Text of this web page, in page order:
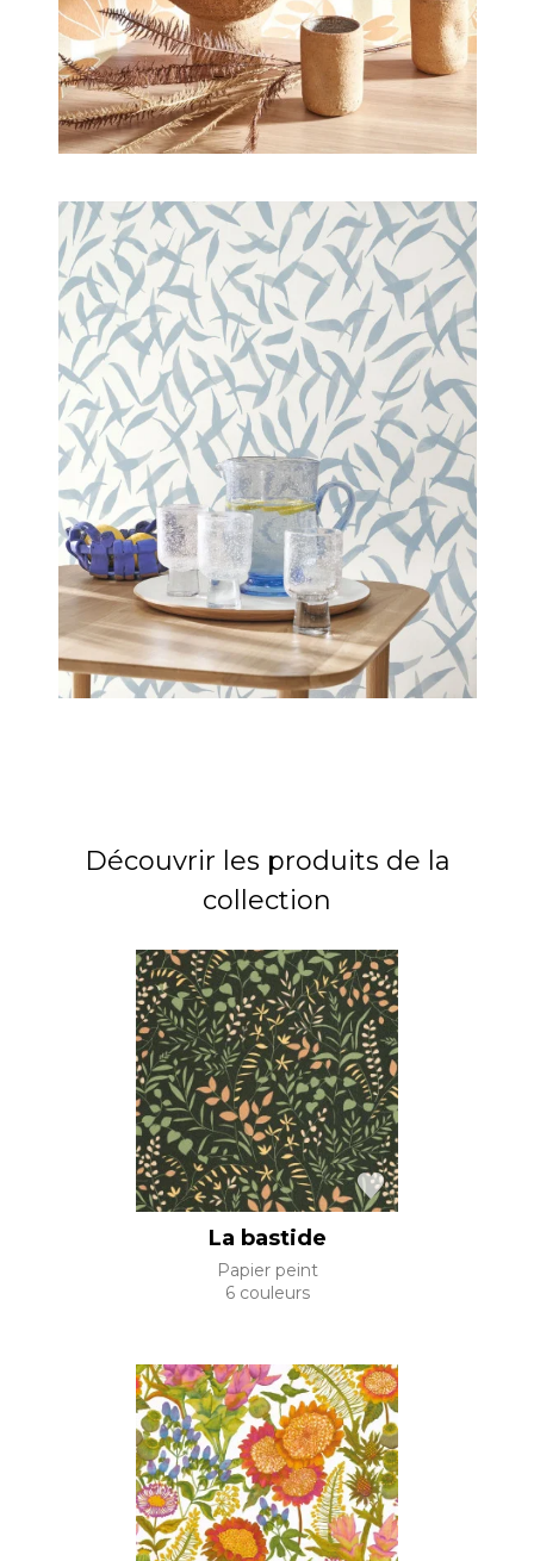
Découvrir les produits de la
collection
La bastide
Papier peint
6 couleurs